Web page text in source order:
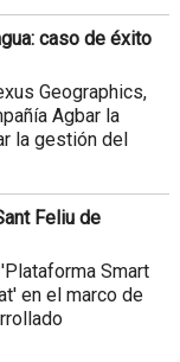
caso de éxito
Geographics,
Agbar la
la gestión del
Feliu de
Smart
en el marco de